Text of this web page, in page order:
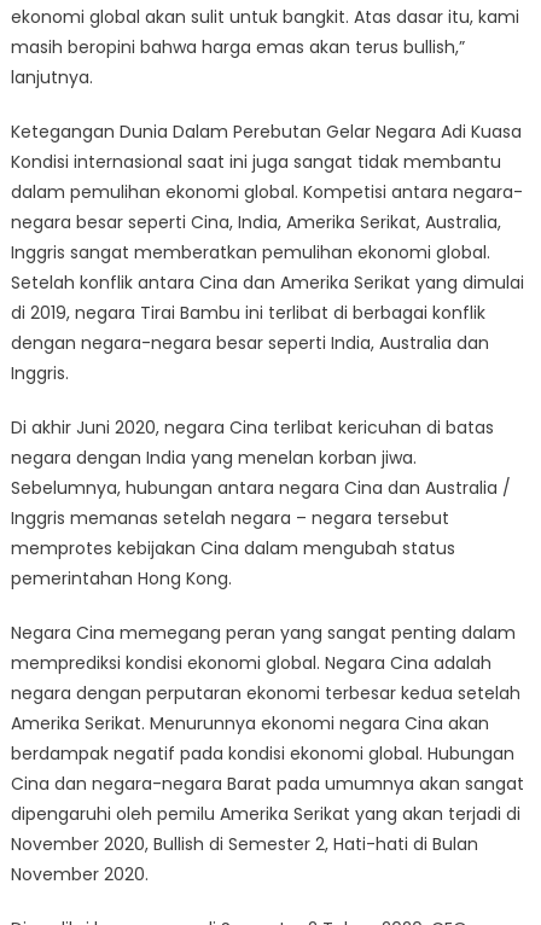
ekonomi global akan sulit untuk bangkit. Atas dasar itu, kami
masih beropini bahwa harga emas akan terus bullish,”
lanjutnya.
Ketegangan Dunia Dalam Perebutan Gelar Negara Adi Kuasa
Kondisi internasional saat ini juga sangat tidak membantu
dalam pemulihan ekonomi global. Kompetisi antara negara-
negara besar seperti Cina, India, Amerika Serikat, Australia,
Inggris sangat memberatkan pemulihan ekonomi global.
Setelah konflik antara Cina dan Amerika Serikat yang dimulai
di 2019, negara Tirai Bambu ini terlibat di berbagai konflik
dengan negara-negara besar seperti India, Australia dan
Inggris.
Di akhir Juni 2020, negara Cina terlibat kericuhan di batas
negara dengan India yang menelan korban jiwa.
Sebelumnya, hubungan antara negara Cina dan Australia /
Inggris memanas setelah negara – negara tersebut
memprotes kebijakan Cina dalam mengubah status
pemerintahan Hong Kong.
Negara Cina memegang peran yang sangat penting dalam
memprediksi kondisi ekonomi global. Negara Cina adalah
negara dengan perputaran ekonomi terbesar kedua setelah
Amerika Serikat. Menurunnya ekonomi negara Cina akan
berdampak negatif pada kondisi ekonomi global. Hubungan
Cina dan negara-negara Barat pada umumnya akan sangat
dipengaruhi oleh pemilu Amerika Serikat yang akan terjadi di
November 2020, Bullish di Semester 2, Hati-hati di Bulan
November 2020.